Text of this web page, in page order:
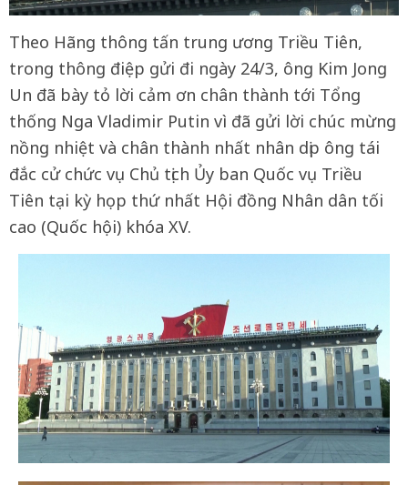
Theo Hãng thông tấn trung ương Triều Tiên,
trong thông điệp gửi đi ngày 24/3, ông Kim Jong
Un đã bày tỏ lời cảm ơn chân thành tới Tổng
thống Nga Vladimir Putin vì đã gửi lời chúc mừng
nồng nhiệt và chân thành nhất nhân dịp ông tái
đắc cử chức vụ Chủ tịch Ủy ban Quốc vụ Triều
Tiên tại kỳ họp thứ nhất Hội đồng Nhân dân tối
cao (Quốc hội) khóa XV.